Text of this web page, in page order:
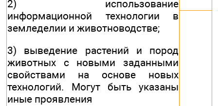
2) использование
информационной технологии в
земледелии и животноводстве;
3) выведение растений и пород
животных с новыми заданными
свойствами на основе новых
технологий. Могут быть указаны
иные проявления